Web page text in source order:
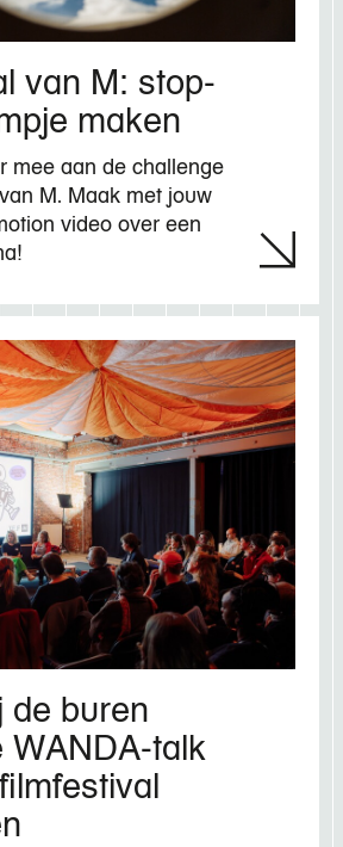
van M: stop-
maken
mee aan de challenge
M. Maak met jouw
video over een
de buren
WANDA-talk